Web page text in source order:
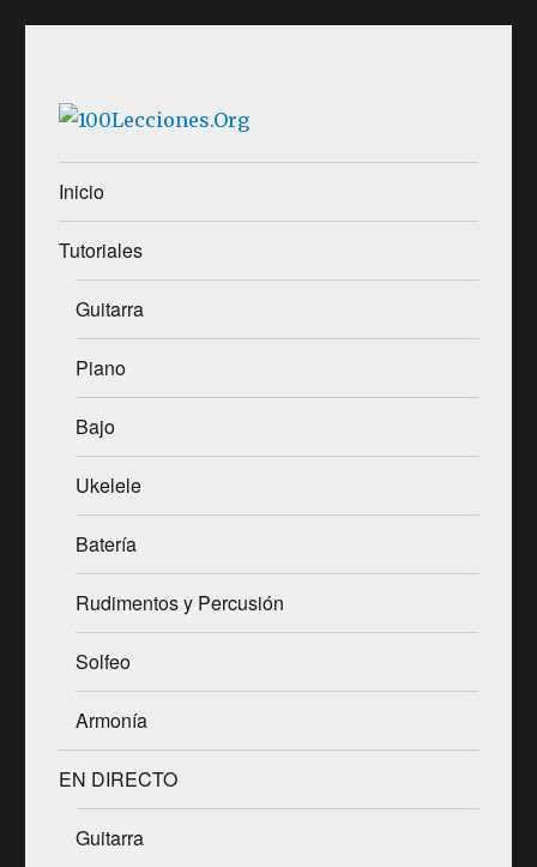
100Lecciones.Org
Inicio
Tutoriales
Guitarra
Piano
Bajo
Ukelele
Batería
Rudimentos y Percusión
Solfeo
Armonía
EN DIRECTO
Guitarra